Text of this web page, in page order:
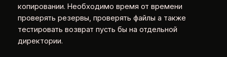
копировании. Необходимо время от времени
проверять резервы, проверять файлы а также
тестировать возврат пусть бы на отдельной
директории.